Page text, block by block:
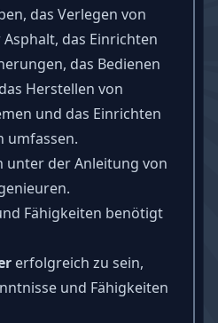
das Verlegen von
das Einrichten
das Bedienen
Herstellen von
und das Einrichten
umfassen.
unter der Anleitung von
Fähigkeiten benötigt
erfolgreich zu sein,
und Fähigkeiten